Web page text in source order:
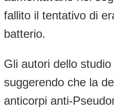
fallito il tentativo di
batterio.
Gli autori dello
suggerendo che la
anticorpi anti-